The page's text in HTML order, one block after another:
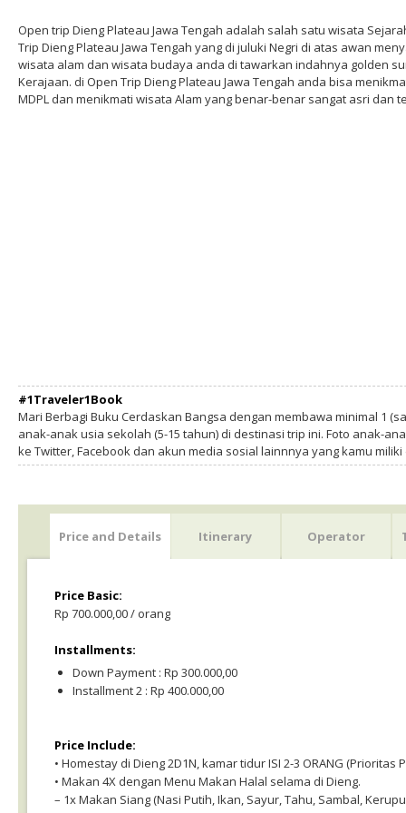
Open trip Dieng Plateau Jawa Tengah adalah salah satu wisata
Trip Dieng Plateau Jawa Tengah yang di juluki Negri di atas awan
wisata alam dan wisata budaya anda di tawarkan indahnya golden
Kerajaan. di Open Trip Dieng Plateau Jawa Tengah anda bisa
MDPL dan menikmati wisata Alam yang benar-benar sangat asri dan
#1Traveler1Book
Mari Berbagi Buku Cerdaskan Bangsa dengan membawa minimal 1
anak-anak usia sekolah (5-15 tahun) di destinasi trip ini. Foto anak-
ke Twitter, Facebook dan akun media sosial lainnnya yang kamu
Price and Details Itinerary Operator
Price Basic:
Rp 700.000,00 / orang
Installments:
Down Payment : Rp 300.000,00
Installment 2 : Rp 400.000,00
Price Include:
• Homestay di Dieng 2D1N, kamar tidur ISI 2-3 ORANG
• Makan 4X dengan Menu Makan Halal selama di Dieng.
– 1x Makan Siang (Nasi Putih, Ikan, Sayur, Tahu, Sambal,